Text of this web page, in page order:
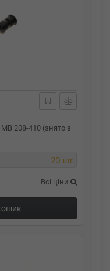
208-410 (знято з
20 шт.
Всі ціни